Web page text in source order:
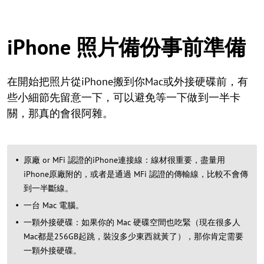
iPhone 照片備份事前準備
在開始把照片從iPhone搬到你Mac或外接硬碟前，有
些小細節先留意一下，可以避免等一下做到一半卡
關，那真的會很阿雜。
原廠 or MFi 認證的iPhone連接線：線材很重要，盡量用
iPhone原廠附的，或者是通過 MFi 認證的傳輸線，比較不會傳
到一半斷線。
一台 Mac 電腦。
一顆外接硬碟：如果你的 Mac 硬碟空間也吃緊（現在很多人
Mac都是256GB起跳，裝沒多少東西就黃了），那你肯定需要
一顆外接硬碟。